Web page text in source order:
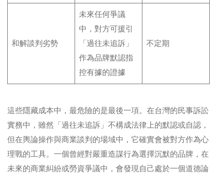
和解談判劣勢
未來任何爭議
中，對方可援引
「過往未追訴」
作為品牌默認指
控有據的證據
不定期
這些隱藏成本中，最危險的是最後一項。在台灣的民事訴訟
實務中，雖然「過往未追訴」不構成法律上的默認或自認，
但在輿論操作與商業談判的場域中，它確實會被對方作為心
理戰的工具。一個曾經對嚴重造謀行為選擇沉默的品牌，在
未來的商業糾紛或勞資爭議中，會發現自己處於一個道德論